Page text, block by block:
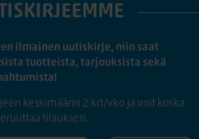
ilmainen uutiskirje, niin saat
tuotteista, tarjouksista sekä
keskimäärin 2 krt/vko ja voit koska
tilauksesi.